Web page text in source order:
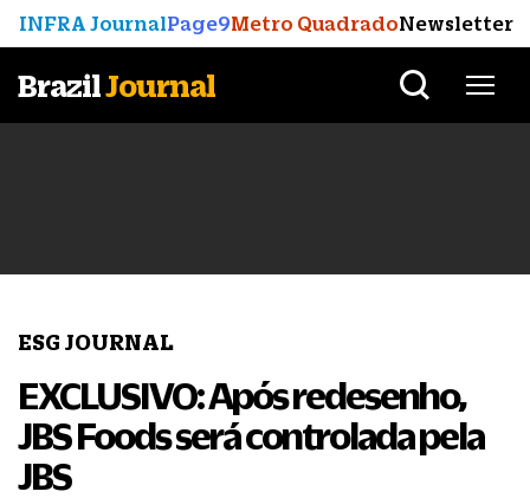
INFRA JournalPage9Metro QuadradoNewsletter
BrazilJournal
ESG JOURNAL
EXCLUSIVO: Após redesenho,
JBS Foods será controlada pela
JBS